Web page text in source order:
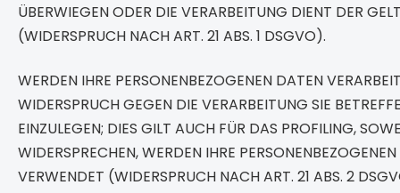
ÜBERWIEGEN ODER DIE VERARBEITUNG DIENT DER
(WIDERSPRUCH NACH ART. 21 ABS. 1 DSGVO).
WERDEN IHRE PERSONENBEZOGENEN DATEN
WIDERSPRUCH GEGEN DIE VERARBEITUNG SIE
EINZULEGEN; DIES GILT AUCH FÜR DAS PROFILING,
WIDERSPRECHEN, WERDEN IHRE
VERWENDET (WIDERSPRUCH NACH ART. 21 ABS. 2